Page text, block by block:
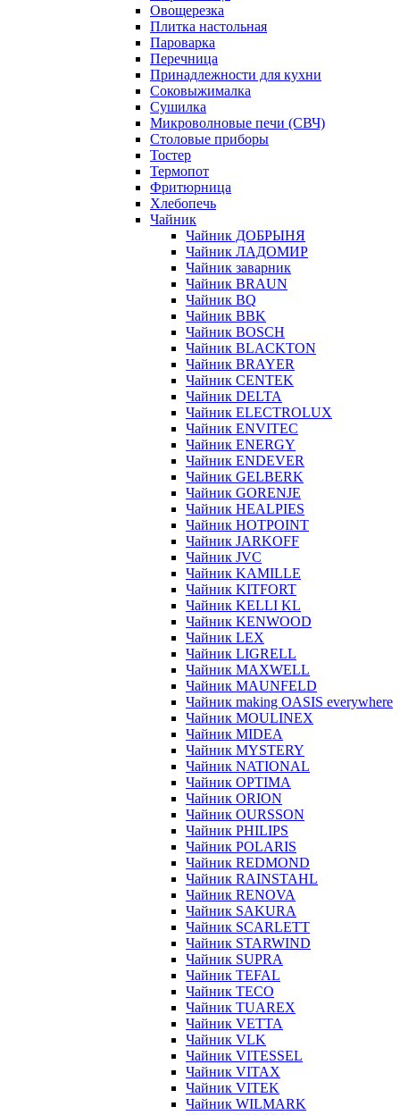
Овощерезка
Плитка настольная
Пароварка
Перечница
Принадлежности для кухни
Соковыжималка
Сушилка
Микроволновые печи (СВЧ)
Столовые приборы
Тостер
Термопот
Фритюрница
Хлебопечь
Чайник
Чайник ДОБРЫНЯ
Чайник ЛАДОМИР
Чайник заварник
Чайник BRAUN
Чайник BQ
Чайник BBK
Чайник BOSCH
Чайник BLACKTON
Чайник BRAYER
Чайник CENTEK
Чайник DELTA
Чайник ELECTROLUX
Чайник ENVITEC
Чайник ENERGY
Чайник ENDEVER
Чайник GELBERK
Чайник GORENJE
Чайник HEALPIES
Чайник HOTPOINT
Чайник JARKOFF
Чайник JVC
Чайник KAMILLE
Чайник KITFORT
Чайник KELLI KL
Чайник KENWOOD
Чайник LEX
Чайник LIGRELL
Чайник MAXWELL
Чайник MAUNFELD
Чайник making OASIS everywhere
Чайник MOULINEX
Чайник MIDEA
Чайник MYSTERY
Чайник NATIONAL
Чайник OPTIMA
Чайник ORION
Чайник OURSSON
Чайник PHILIPS
Чайник POLARIS
Чайник REDMOND
Чайник RAINSTAHL
Чайник RENOVA
Чайник SAKURA
Чайник SCARLETT
Чайник STARWIND
Чайник SUPRA
Чайник TEFAL
Чайник TECO
Чайник TUAREX
Чайник VETTA
Чайник VLK
Чайник VITESSEL
Чайник VITAX
Чайник VITEK
Чайник WILMARK